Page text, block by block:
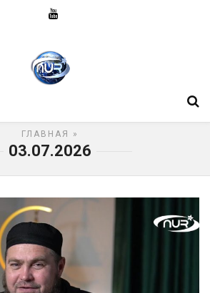
ГЛАВНАЯ »
03.07.2026